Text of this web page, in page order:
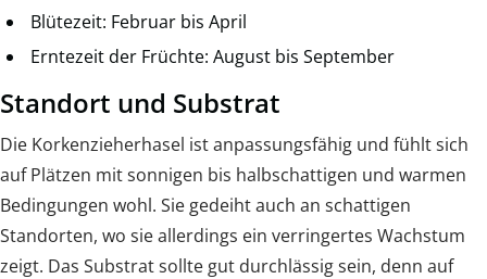
Blütezeit: Februar bis April
Erntezeit der Früchte: August bis September
Standort und Substrat
Die Korkenzieherhasel ist anpassungsfähig und fühlt sich
auf Plätzen mit sonnigen bis halbschattigen und warmen
Bedingungen wohl. Sie gedeiht auch an schattigen
Standorten, wo sie allerdings ein verringertes Wachstum
zeigt. Das Substrat sollte gut durchlässig sein, denn auf